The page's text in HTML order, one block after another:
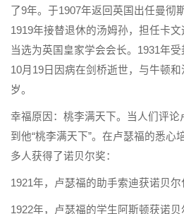
了9年。于1907年返回英国出任曼彻
1919年接替退休的汤姆孙，担任卡
当选为英国皇家学会会长。1931年
10月19日因病在剑桥逝世，与牛顿
岁。
幸福原因：桃李满天下。当人们评论
到他“桃李满天下”。在卢瑟福的悉心
多人获得了诺贝尔奖：
1921年，卢瑟福的助手索迪获诺贝尔
1922年，卢瑟福的学生阿斯顿获诺贝